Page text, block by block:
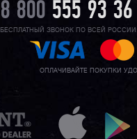
8 800 555 93 36
БЕСПЛАТНЫЙ ЗВОНОК ПО ВСЕЙ РОССИИ
ОПЛАЧИВАЙТЕ ПОКУПКИ